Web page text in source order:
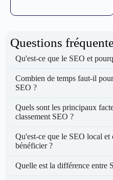
Questions
Qu'est-ce que le SEO et
Combien de temps faut-il
SEO ?
Quels sont les principaux
classement SEO ?
Qu'est-ce que le SEO local et
bénéficier ?
Quelle est la différence entre